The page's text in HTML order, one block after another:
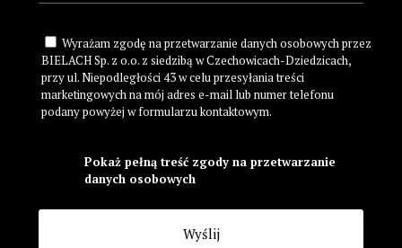
Wyrażam zgodę na przetwarzanie danych osobowych przez
BIELACH Sp. z o.o. z siedzibą w Czechowicach-Dziedzicach,
przy ul. Niepodległości 43 w celu przesyłania treści
marketingowych na mój adres e-mail lub numer telefonu
podany powyżej w formularzu kontaktowym.
Pokaż pełną treść zgody na przetwarzanie
danych osobowych